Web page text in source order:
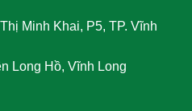
Minh Khai, P5, TP. Vĩnh
Long Hồ, Vĩnh Long